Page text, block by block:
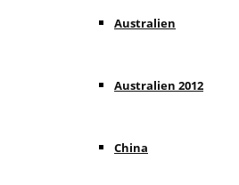
Australien
Australien 2012
China